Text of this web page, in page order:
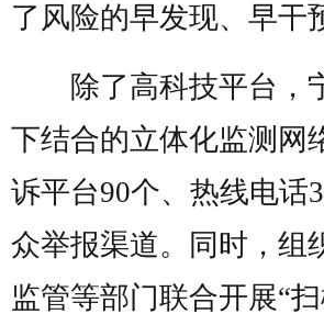
了风险的早发现、早干
除了高科技平台，
下结合的立体化监测网
诉平台90个、热线电话
众举报渠道。同时，组
监管等部门联合开展“